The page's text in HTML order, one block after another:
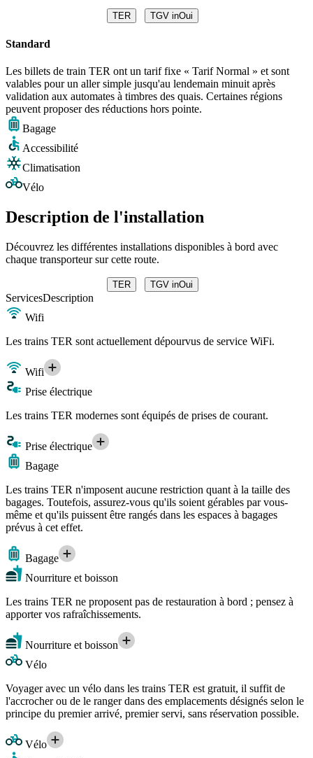
TER TGV inOui
Standard
Les billets de train TER ont un tarif fixe « Tarif Normal » et sont
valables pour un aller simple jusqu'au lendemain minuit après
validation aux automates à timbres des quais. Certaines régions
peuvent proposer des réductions hors pointe.
Bagage
Accessibilité
Climatisation
Vélo
Description de l'installation
Découvrez les différentes installations disponibles à bord avec
chaque transporteur sur cette route.
TER TGV inOui
ServicesDescription
Wifi
Les trains TER sont actuellement dépourvus de service WiFi.
Wifi
Prise électrique
Les trains TER modernes sont équipés de prises de courant.
Prise électrique
Bagage
Les trains TER n'imposent aucune restriction quant à la taille des
bagages. Toutefois, assurez-vous qu'ils soient gérables par vous-
même et qu'ils puissent être rangés dans les espaces à bagages
prévus à cet effet.
Bagage
Nourriture et boisson
Les trains TER ne proposent pas de restauration à bord ; pensez à
apporter vos rafraîchissements.
Nourriture et boisson
Vélo
Voyager avec un vélo dans les trains TER est gratuit, il suffit de
l'accrocher ou de le ranger dans des emplacements désignés selon le
principe du premier arrivé, premier servi, sans réservation possible.
Vélo